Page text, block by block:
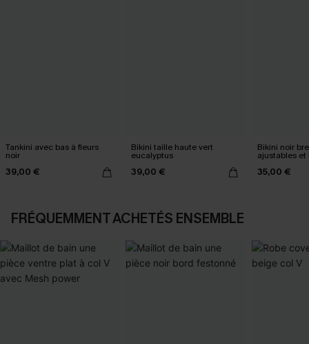
Tankini avec bas à fleurs
noir
39,00 €
Bikini taille haute vert
eucalyptus
39,00 €
Bikini noir
ajustables et
classique
35,00 €
FRÉQUEMMENT ACHETÉS ENSEMBLE